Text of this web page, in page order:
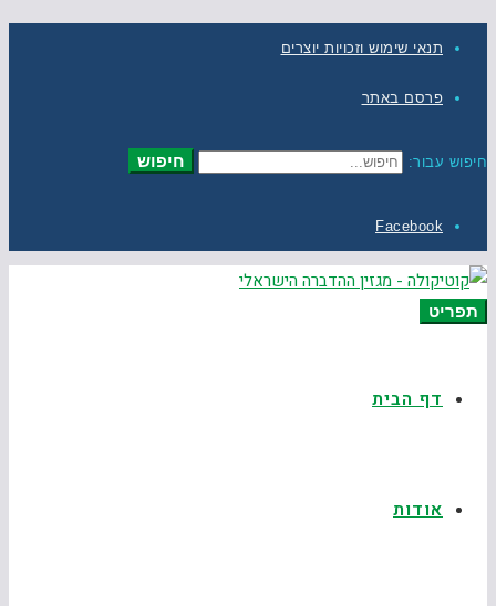
תנאי שימוש וזכויות יוצרים
פרסם באתר
חיפוש עבור: חיפוש
Facebook
תפריט
דף הבית
אודות